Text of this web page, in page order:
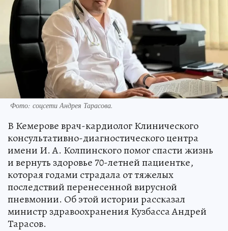
Фото: соцсети Андрея Тарасова.
В Кемерове врач-кардиолог Клинического
консультативно-диагностического центра
имени И. А. Колпинского помог спасти жизнь
и вернуть здоровье 70-летней пациентке,
которая годами страдала от тяжелых
последствий перенесенной вирусной
пневмонии. Об этой истории рассказал
министр здравоохранения Кузбасса Андрей
Тарасов.